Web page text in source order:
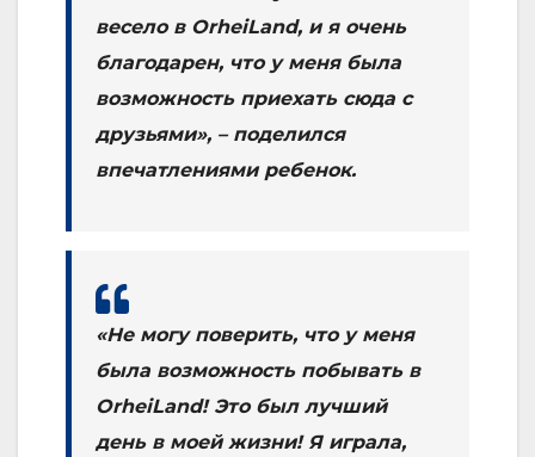
весело в OrheiLand, и я очень
благодарен, что у меня была
возможность приехать сюда с
друзьями», – поделился
впечатлениями ребенок.
«Не могу поверить, что у меня
была возможность побывать в
OrheiLand! Это был лучший
день в моей жизни! Я играла,